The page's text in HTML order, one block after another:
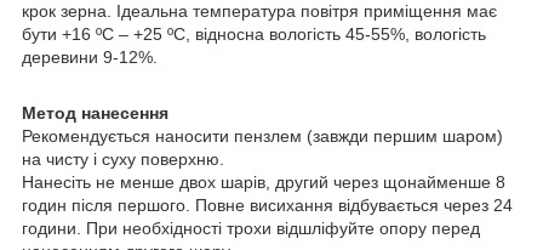
крок зерна. Ідеальна температура повітря приміщення має
бути +16 ºC – +25 ºС, відносна вологість 45-55%, вологість
деревини 9-12%.
Метод нанесення
Рекомендується наносити пензлем (завжди першим шаром)
на чисту і суху поверхню.
Нанесіть не менше двох шарів, другий через щонайменше 8
годин після першого. Повне висихання відбувається через 24
години. При необхідності трохи відшліфуйте опору перед